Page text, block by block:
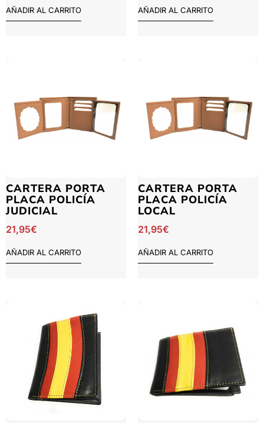
AÑADIR AL CARRITO AÑADIR AL CARRITO
CARTERA PORTA
PLACA POLICÍA
JUDICIAL
21,95€
AÑADIR AL CARRITO
CARTERA PORTA
PLACA POLICÍA
LOCAL
21,95€
AÑADIR AL CARRITO